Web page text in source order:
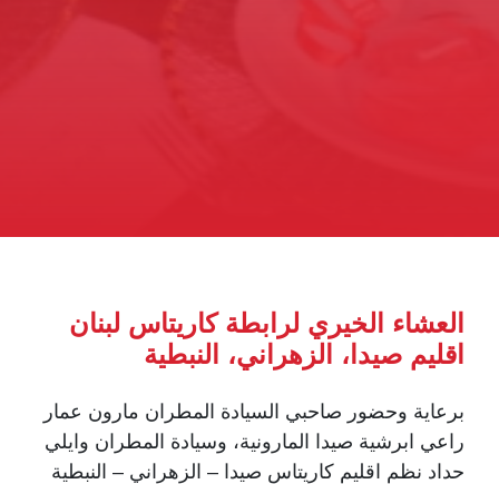
العشاء الخيري لرابطة كاريتاس لبنان
اقليم صيدا، الزهراني، النبطية
برعاية وحضور صاحبي السيادة المطران مارون عمار
راعي ابرشية صيدا المارونية، وسيادة المطران وايلي
حداد نظم اقليم كاريتاس صيدا – الزهراني – النبطية